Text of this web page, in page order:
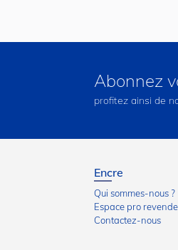
Abonnez
profitez ainsi de
Encre
Qui sommes-nous ?
Espace pro
Contactez-nous